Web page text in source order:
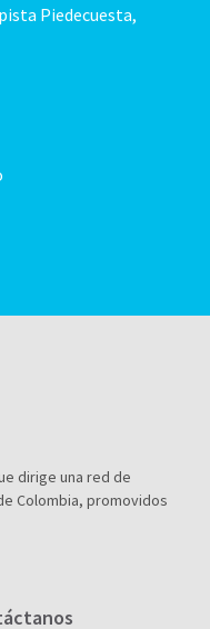
Piedecuesta,
dirige una red de
Colombia, promovidos